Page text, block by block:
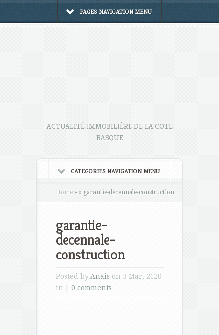
PAGES NAVIGATION MENU
ACTUALITÉ IMMOBILIÈRE DE LA COTE
BASQUE
CATEGORIES NAVIGATION MENU
Home » » garantie-decennale-construction
garantie-
decennale-
construction
Posted by Anais on 3 Mar, 2020
in | 0 comments